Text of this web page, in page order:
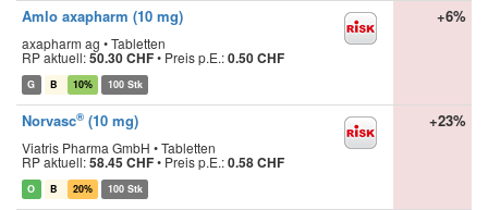
Amlo axapharm (10 mg)
axapharm ag • Tabletten
RP aktuell:50.30 CHF• Preis p.E.:0.50 CHF
G B 10% 100 Stk
+6%
Norvasc® (10 mg)
Viatris Pharma GmbH • Tabletten
RP aktuell:58.45 CHF• Preis p.E.:0.58 CHF
O B 20% 100 Stk
+23%